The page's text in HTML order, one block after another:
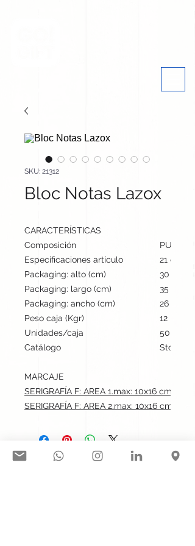
SKU: 21312
Bloc Notas Lazox
CARACTERÍSTICAS
Composición
PU
Especificaciones artículo
21 cm /
Packaging: alto (cm)
30
Packaging: largo (cm)
35
Packaging: ancho (cm)
26
Peso caja (Kgr)
12
Unidades/caja
50
Catálogo
Stock
MARCAJE
SERIGRAFÍA F: AREA 1.max: 10x16 cm
SERIGRAFÍA F: AREA 2.max: 10x16 cm